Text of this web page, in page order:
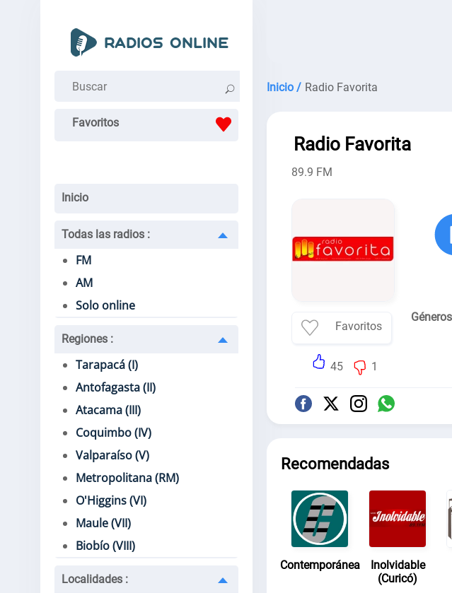
Favoritos
Inicio
Todas las radios :
FM
AM
Solo online
Regiones :
Tarapacá (I)
Antofagasta (II)
Atacama (III)
Coquimbo (IV)
Valparaíso (V)
Metropolitana (RM)
O'Higgins (VI)
Maule (VII)
Biobío (VIII)
Localidades :
Inicio / Radio Favorita
Radio Favorita
89.9 FM
Favoritos
45 1
Recomendadas
Contemporánea
Inolvidable
(Curicó)